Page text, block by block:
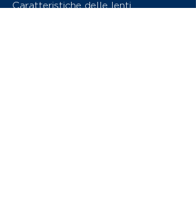
Caratteristiche delle lenti